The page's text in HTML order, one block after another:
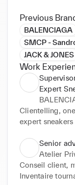
Previous
BALENCIAGA
SMCP -
JACK & JONES
Work
Expert
Clientelling,
expert
de collection,
shopper,
genuine local,
Senior
Atelier
Conseil client,
Inventaire